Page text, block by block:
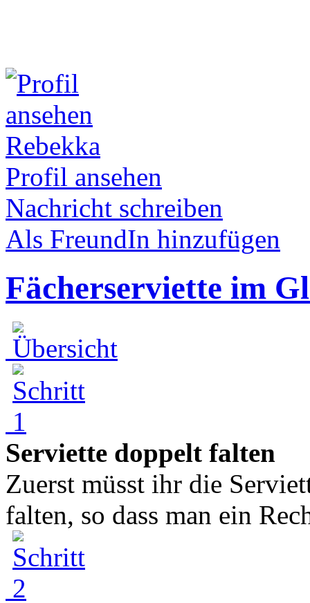
Rebekka
Profil ansehen
Nachricht schreiben
Als FreundIn hinzufügen
Fächerserviette im
Serviette doppelt falten
Zuerst müsst ihr die
falten, so dass man ein